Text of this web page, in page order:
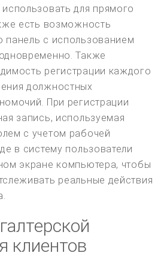
для прямого
есть возможность
панель с использованием
Также
регистрации каждого
должностных
При регистрации
запись, используемая
с учетом рабочей
в систему пользователи
экране компьютера, чтобы
реальные действия
клиентов